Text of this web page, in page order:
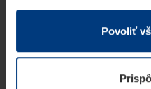
v rámci Vášho využívania
Z právneho hľadiska
prevádzku tejto stránky.
potrebujeme Vaše
Povoliť